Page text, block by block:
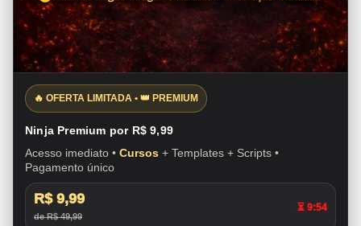
🔥 OFERTA LIMITADA • 👑 PREMIUM
Ninja Premium por R$ 9,99
Acesso imediato • Cursos + Templates + Scripts •
Pagamento único
R$ 9,99
de R$ 49,99
⏳ 9:53